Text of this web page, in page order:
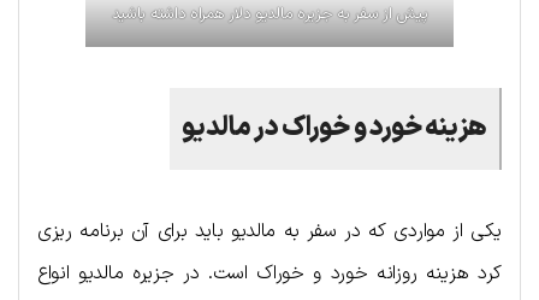
پیش از سفر به جزیره مالدیو دلار همراه داشته باشید
هزینه خورد و خوراک در مالدیو
یکی از مواردی که در سفر به مالدیو باید برای آن برنامه ریزی
کرد هزینه روزانه خورد و خوراک است. در جزیره مالدیو انواع